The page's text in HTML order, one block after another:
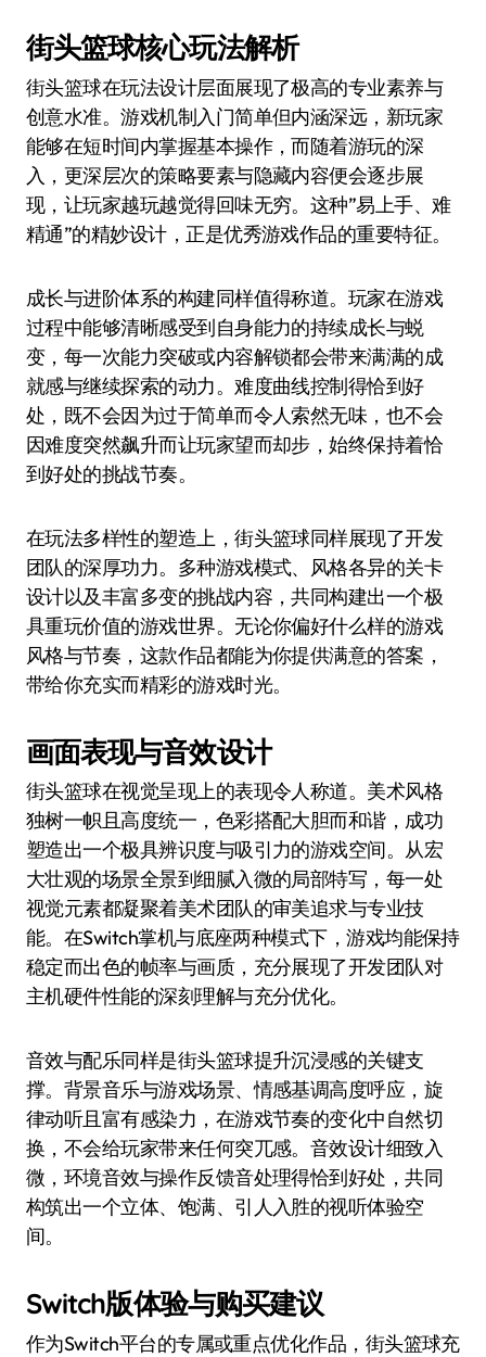
街头篮球核心玩法解析
街头篮球在玩法设计层面展现了极高的专业素养与
创意水准。游戏机制入门简单但内涵深远，新玩家
能够在短时间内掌握基本操作，而随着游玩的深
入，更深层次的策略要素与隐藏内容便会逐步展
现，让玩家越玩越觉得回味无穷。这种”易上手、难
精通”的精妙设计，正是优秀游戏作品的重要特征。
成长与进阶体系的构建同样值得称道。玩家在游戏
过程中能够清晰感受到自身能力的持续成长与蜕
变，每一次能力突破或内容解锁都会带来满满的成
就感与继续探索的动力。难度曲线控制得恰到好
处，既不会因为过于简单而令人索然无味，也不会
因难度突然飙升而让玩家望而却步，始终保持着恰
到好处的挑战节奏。
在玩法多样性的塑造上，街头篮球同样展现了开发
团队的深厚功力。多种游戏模式、风格各异的关卡
设计以及丰富多变的挑战内容，共同构建出一个极
具重玩价值的游戏世界。无论你偏好什么样的游戏
风格与节奏，这款作品都能为你提供满意的答案，
带给你充实而精彩的游戏时光。
画面表现与音效设计
街头篮球在视觉呈现上的表现令人称道。美术风格
独树一帜且高度统一，色彩搭配大胆而和谐，成功
塑造出一个极具辨识度与吸引力的游戏空间。从宏
大壮观的场景全景到细腻入微的局部特写，每一处
视觉元素都凝聚着美术团队的审美追求与专业技
能。在Switch掌机与底座两种模式下，游戏均能保持
稳定而出色的帧率与画质，充分展现了开发团队对
主机硬件性能的深刻理解与充分优化。
音效与配乐同样是街头篮球提升沉浸感的关键支
撑。背景音乐与游戏场景、情感基调高度呼应，旋
律动听且富有感染力，在游戏节奏的变化中自然切
换，不会给玩家带来任何突兀感。音效设计细致入
微，环境音效与操作反馈音处理得恰到好处，共同
构筑出一个立体、饱满、引人入胜的视听体验空
间。
Switch版体验与购买建议
作为Switch平台的专属或重点优化作品，街头篮球充